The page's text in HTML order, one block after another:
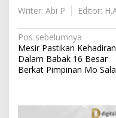
Writer: Abi P
Editor:
N
a
v
g
Pos sebelumnya
Mesir Pastikan Kehadiran
Dalam Babak 16 Besar
Berkat Pimpinan Mo